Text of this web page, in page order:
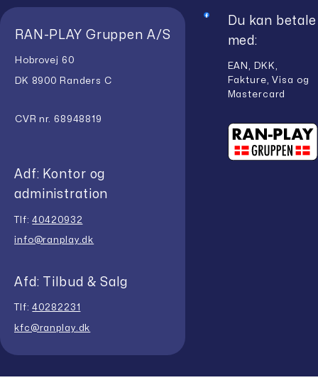
RAN-PLAY Gruppen A/S
Hobrovej 60
DK 8900 Randers C
CVR nr. 68948819
Adf: Kontor og
administration
Tlf:40420932
info@ranplay.dk
Afd: Tilbud & Salg
Tlf:40282231
kfc@ranplay.dk
Du kan betale
med:
EAN, DKK,
Fakture, Visa og
Mastercard